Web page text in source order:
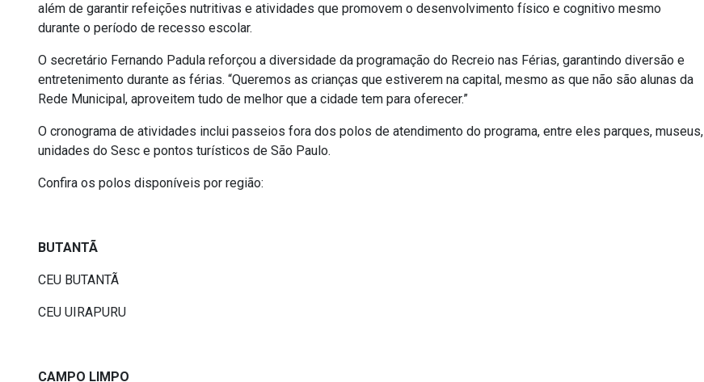
além de garantir refeições nutritivas e atividades que promovem o desenvolvimento físico e cognitivo mesmo
durante o período de recesso escolar.
O secretário Fernando Padula reforçou a diversidade da programação do Recreio nas Férias, garantindo diversão e
entretenimento durante as férias. “Queremos as crianças que estiverem na capital, mesmo as que não são alunas da
Rede Municipal, aproveitem tudo de melhor que a cidade tem para oferecer.”
O cronograma de atividades inclui passeios fora dos polos de atendimento do programa, entre eles parques, museus,
unidades do Sesc e pontos turísticos de São Paulo.
Confira os polos disponíveis por região:
BUTANTÃ
CEU BUTANTÃ
CEU UIRAPURU
CAMPO LIMPO